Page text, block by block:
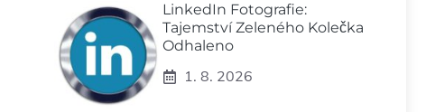
LinkedIn Fotografie:
Tajemství Zeleného Kolečka
Odhaleno
1. 8. 2026